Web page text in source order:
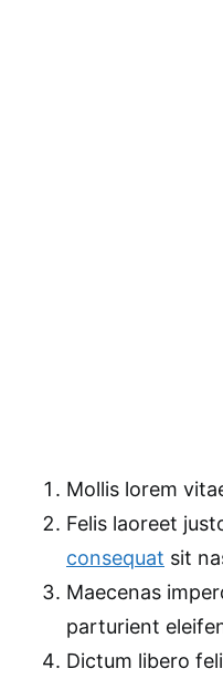
Mollis lorem
Felis laoreet
consequat sit
Maecenas
parturient
Dictum libero